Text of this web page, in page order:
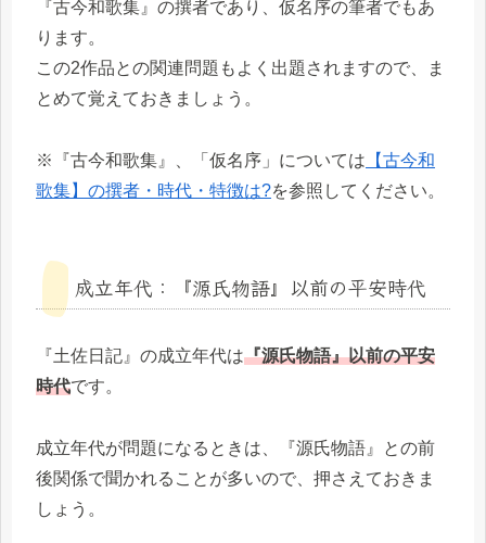
『古今和歌集』の撰者であり、仮名序の筆者でもあ
ります。
この2作品との関連問題もよく出題されますので、ま
とめて覚えておきましょう。
※『古今和歌集』、「仮名序」については 【古今和
歌集】の撰者・時代・特徴は?を参照してください。
成立年代：『源氏物語』以前の平安時代
『土佐日記』の成立年代は『源氏物語』以前の平安
時代です。
成立年代が問題になるときは、『源氏物語』との前
後関係で聞かれることが多いので、押さえておきま
しょう。